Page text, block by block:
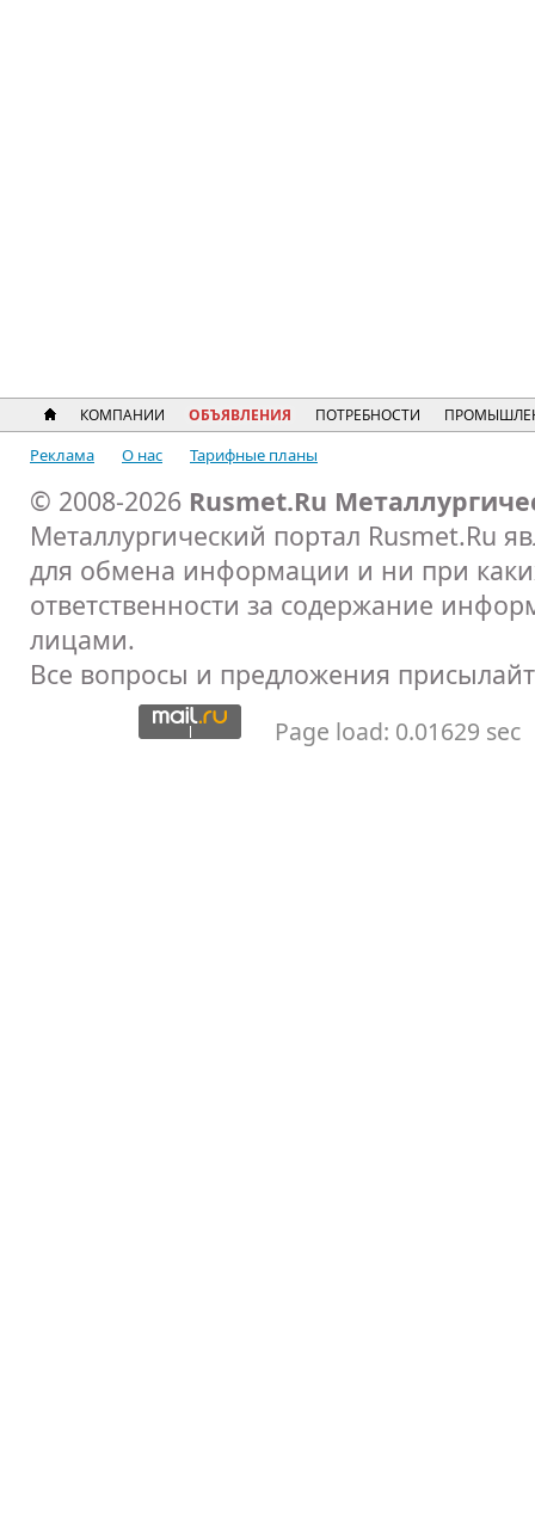
КОМПАНИИ ОБЪЯВЛЕНИЯ ПОТРЕБНОСТИ
Реклама О нас Тарифные планы
© 2008-2026 Rusmet.Ru
Металлургический портал Rusmet.Ru
для обмена информации и ни при
ответственности за содержание
лицами.
Все вопросы и предложения
Page load: 0.01629 sec